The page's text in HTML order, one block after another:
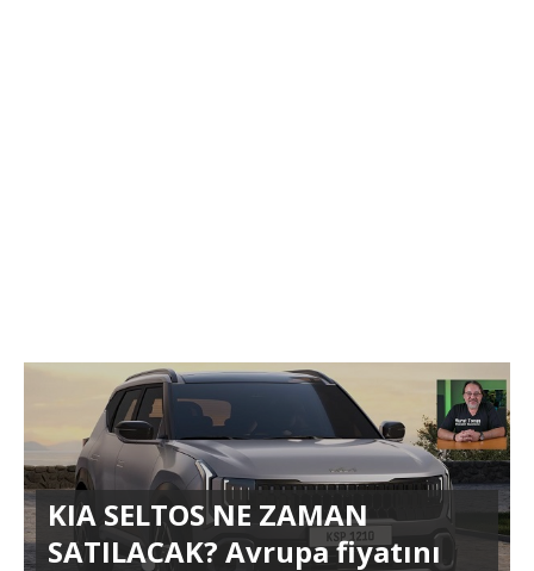
KIA SELTOS NE ZAMAN
SATILACAK? Avrupa fiyatını